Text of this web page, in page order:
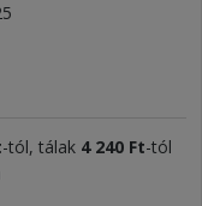
-tól, tálak 4 240 Ft-tól